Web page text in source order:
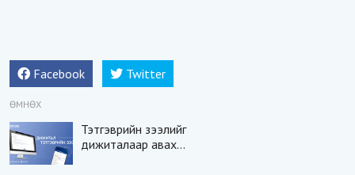
Facebook Twitter
ӨМНӨХ
Тэтгэврийн зээлийг
дижиталаар авах